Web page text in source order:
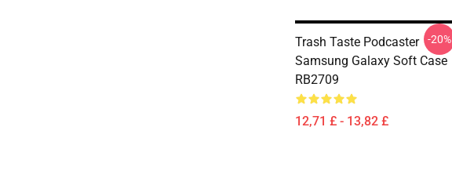
Trash Taste Podcaster
Samsung Galaxy Soft Case
RB2709
12,71 £ - 13,82 £
-20%